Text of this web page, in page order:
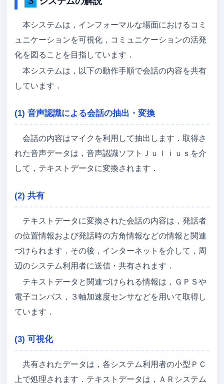
本システムは，インフォーマルな場面におけるコミ
ュニケーションを可視化，コミュニケーションの活発
化を図ることを目指しています．
本システムは，以下の動作手順で会話の内容を共有
しています．
(1) 音声認識による会話の抽出・変換
会話の内容はマイクを利用して抽出します．取得さ
れた音声データは，音声認識ソフトＪｕｌｉｕｓを介
して，テキストデータに変換されます．
(2) 共有
テキストデータに変換された会話の内容は，発話者
の位置情報および発話時の方角情報などの情報と関連
づけられます．その後，インターネットを介して，周
辺のシステム利用者に送信・共有されます．
テキストデータと関連づけられる情報は，ＧＰＳや
電子コンパス，３軸加速度センサなどを用いて取得し
ています．
(3) 可視化
共有されたデータは，各システム利用者の小型ＰＣ
上で処理されます．テキストデータは，ＡＲシステム